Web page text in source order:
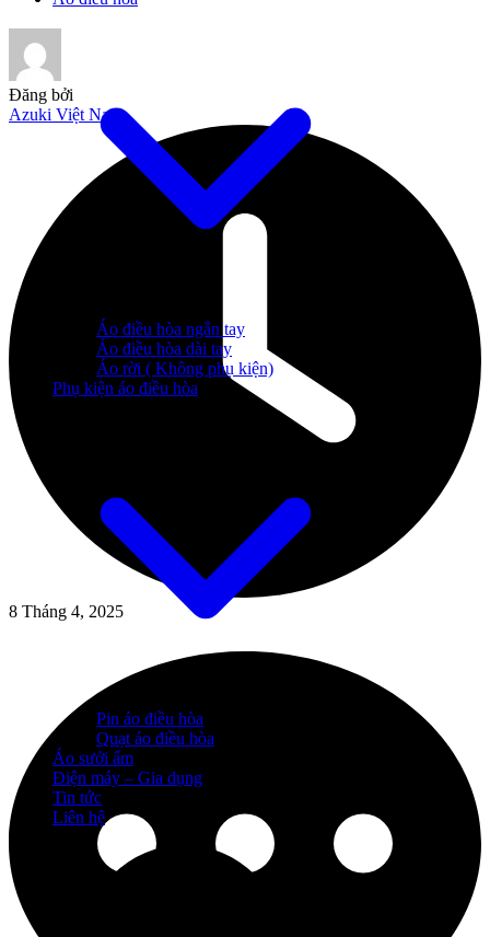
Áo điều hòa ngắn tay
Áo điều hòa dài tay
Áo rời ( Không phụ kiện)
Phụ kiện áo điều hòa
Pin áo điều hòa
Quạt áo điều hòa
Áo sưởi ấm
Điện máy – Gia dụng
Tin tức
Liên hệ
Đăng bởi
Azuki Việt Nam
8 Tháng 4, 2025